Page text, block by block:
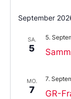
September
SA.
5
5.
MO.
7 GR-
7.